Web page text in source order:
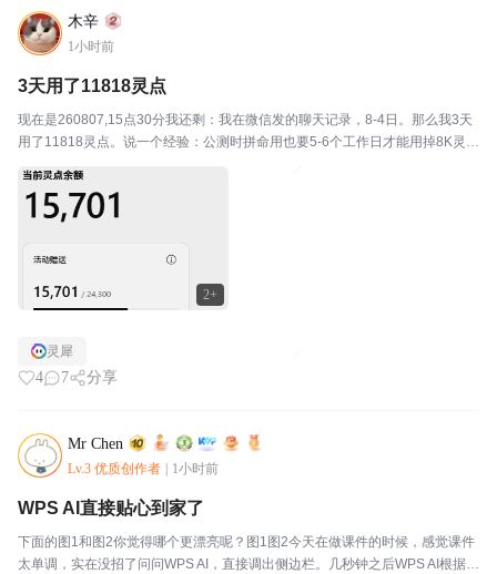
木辛
1小时前
2+
3天用了11818灵点
现在是260807,15点30分我还剩：我在微信发的聊天记录，8-4日。那么我3天
用了11818灵点。说一个经验：公测时拼命用也要5-6个工作日才能用掉8K灵
点。这可怎么办啊，愁哦！
灵犀
4 7 分享
Mr Chen
Lv.3 优质创作者 1小时前
WPS AI直接贴心到家了
下面的图1和图2你觉得哪个更漂亮呢？图1图2今天在做课件的时候，感觉课件
太单调，实在没招了问问WPS AI，直接调出侧边栏。几秒钟之后WPS AI根据第